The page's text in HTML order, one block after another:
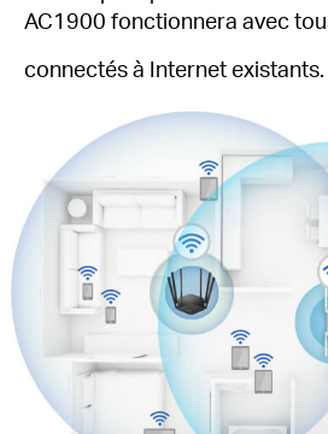
AC1900 fonctionnera avec
connectés à Internet existants.